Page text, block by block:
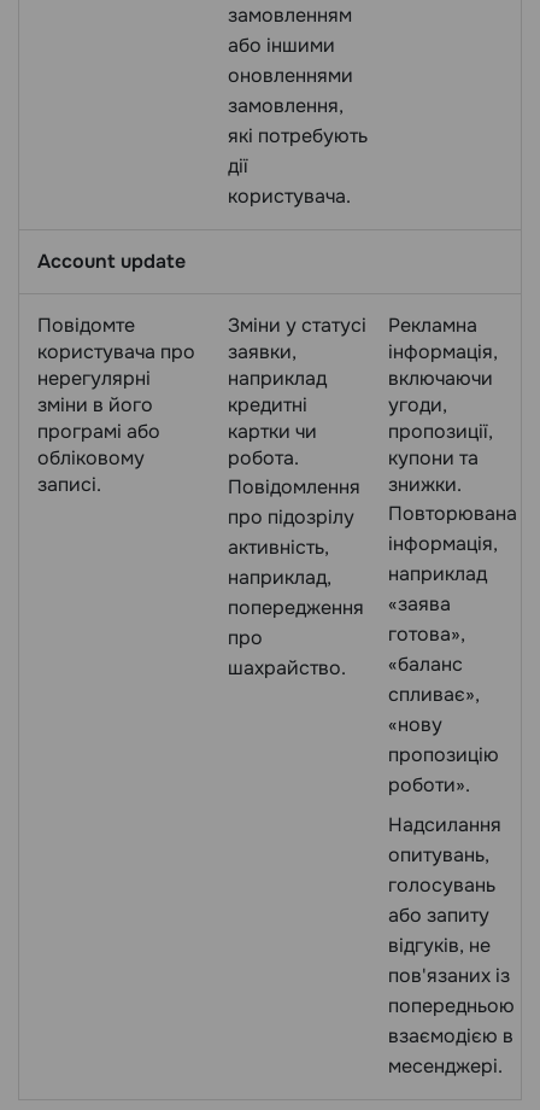
замовленням
або іншими
оновленнями
замовлення,
які потребують
дії
користувача.
Account update
Повідомте
користувача про
нерегулярні
зміни в його
програмі або
обліковому
записі.
Зміни у статусі
заявки,
наприклад
кредитні
картки чи
робота.
Повідомлення
про підозрілу
активність,
наприклад,
попередження
про
шахрайство.
Рекламна
інформація,
включаючи
угоди,
пропозиції,
купони та
знижки.
Повторювана
інформація,
наприклад
«заява
готова»,
«баланс
спливає»,
«нову
пропозицію
роботи».
Надсилання
опитувань,
голосувань
або запиту
відгуків, не
пов'язаних із
попередньою
взаємодією в
месенджері.